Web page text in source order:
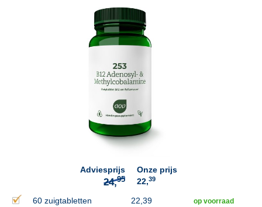
Adviesprijs
24, 95
Onze prijs
22,39
60 zuigtabletten 22,39 op voorraad